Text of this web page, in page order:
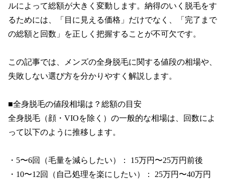
ルによって総額が大きく変動します。納得のいく脱毛をす
るためには、「目に見える価格」だけでなく、「完了まで
の総額と回数」を正しく把握することが不可欠です。
この記事では、メンズの全身脱毛に関する値段の相場や、
失敗しない選び方を分かりやすく解説します。
■全身脱毛の値段相場は？総額の目安
全身脱毛（顔・VIOを除く）の一般的な相場は、回数によ
って以下のように推移します。
・5〜6回（毛量を減らしたい）： 15万円〜25万円前後
・10〜12回（自己処理を楽にしたい）： 25万円〜40万円